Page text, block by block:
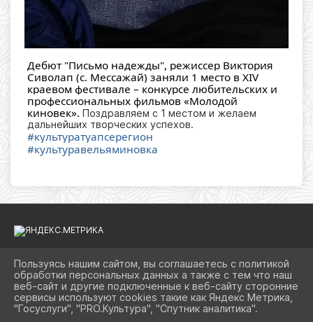
Дебют "Письмо надежды", режиссер Виктория
Сиволап (с. Мессажай) заняли 1 место в XIV
краевом фестивале – конкурсе любительских и
профессиональных фильмов «Молодой
киновек». Поздравляем с 1 местом и желаем
дальнейших творческих успехов.
#культуратуапсерегион
#культуравельяминовка
2026 Г. KULTURATUAPSE.RU
ВХОД
КАРТА САЙТА
ПОЛИТИКА ОБРАБОТКИ ПЕРСОНАЛЬНЫХ ДАННЫХ
Пользуясь нашим сайтом, вы соглашаетесь с политикой
обработки персональных данных а также с тем что наш
веб-сайт и другие подключенные к веб-сайту сторонние
сервисы используют cookies такие как Яндекс Метрика,
"Госуслуги", "PRO.Культура", "Спутник аналитика".